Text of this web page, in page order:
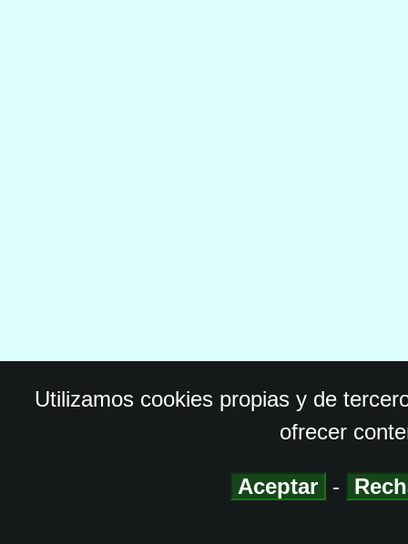
Utilizamos cookies propias y de
ofrecer
Aceptar -